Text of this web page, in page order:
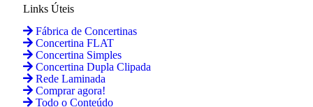
Links Úteis
Fábrica de Concertinas
Concertina FLAT
Concertina Simples
Concertina Dupla Clipada
Rede Laminada
Comprar agora!
Todo o Conteúdo